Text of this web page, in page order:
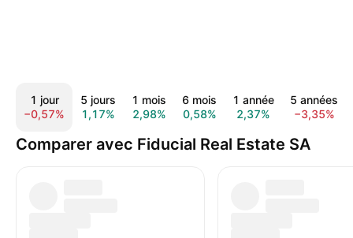
1 jour
−0,57%
5 jours
1,17%
1 mois
2,98%
6 mois
0,58%
1 année
2,37%
5 années
−3,35%
Comparer avec Fiducial Real Estate SA